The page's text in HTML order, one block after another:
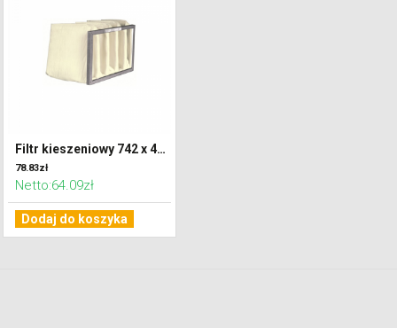
Filtr kieszeniowy 742 x 408 x 300 klasa F7 (ePM2,5)
78.83zł
Netto:64.09zł
Dodaj do koszyka